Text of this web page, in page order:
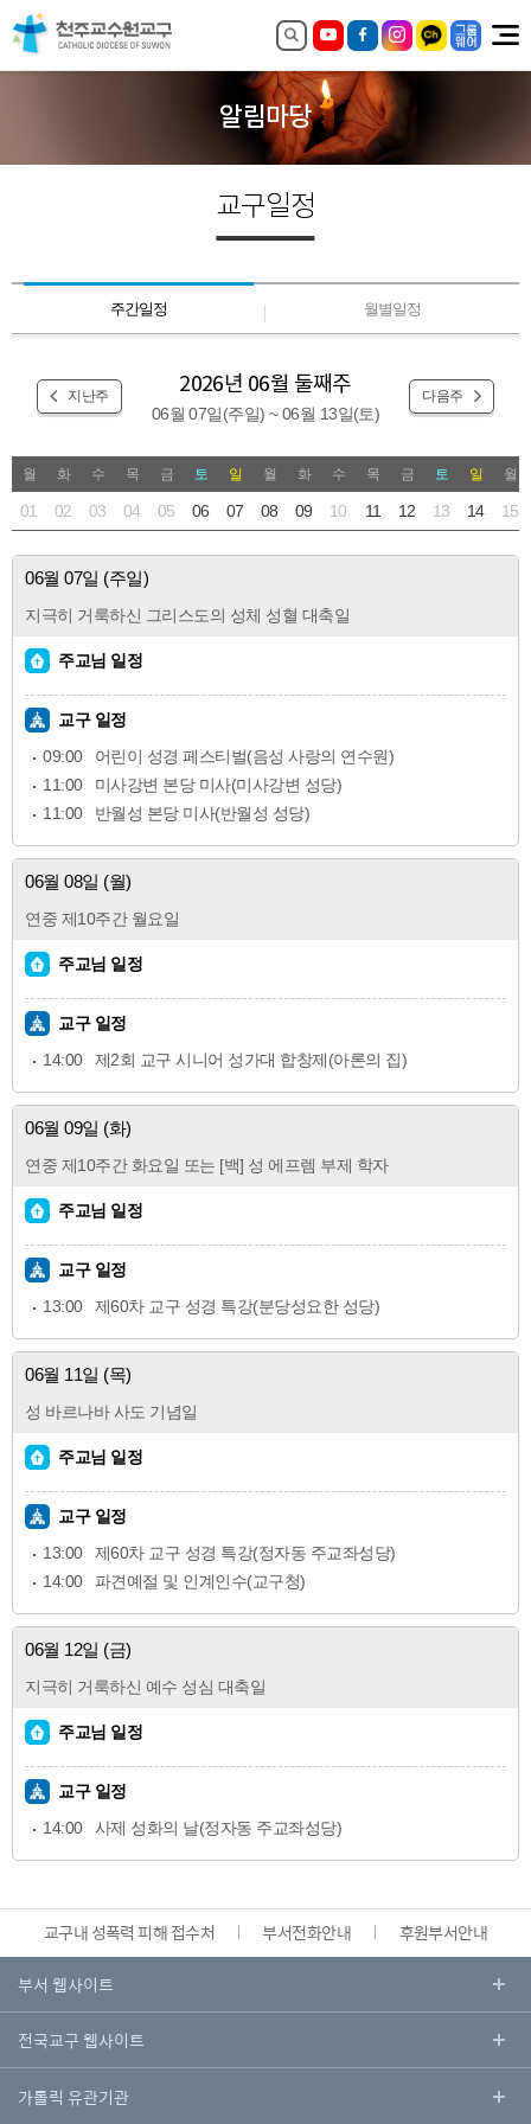
알림마당
교구일정
주간일정 월별일정
지난주 2026년 06월 둘째주
06월 07일(주일) ~ 06월 13일(토)
다음주
월 화 수 목 금 토 일 월 화 수 목 금 토 일 월
01 02 03 04 05 06 07 08 09 10 11 12 13 14 15
06월 07일 (주일)
지극히 거룩하신 그리스도의 성체 성혈 대축일
주교님 일정
교구 일정
09:00
어린이 성경 페스티벌(음성 사랑의 연수원)
11:00
미사강변 본당 미사(미사강변 성당)
11:00
반월성 본당 미사(반월성 성당)
06월 08일 (월)
연중 제10주간 월요일
주교님 일정
교구 일정
14:00
제2회 교구 시니어 성가대 합창제(아론의 집)
06월 09일 (화)
연중 제10주간 화요일 또는 [백] 성 에프렘 부제 학자
주교님 일정
교구 일정
13:00
제60차 교구 성경 특강(분당성요한 성당)
06월 11일 (목)
성 바르나바 사도 기념일
주교님 일정
교구 일정
13:00
제60차 교구 성경 특강(정자동 주교좌성당)
14:00
파견예절 및 인계인수(교구청)
06월 12일 (금)
지극히 거룩하신 예수 성심 대축일
주교님 일정
교구 일정
14:00
사제 성화의 날(정자동 주교좌성당)
교구내 성폭력 피해 접수처 부서전화안내 후원부서안내